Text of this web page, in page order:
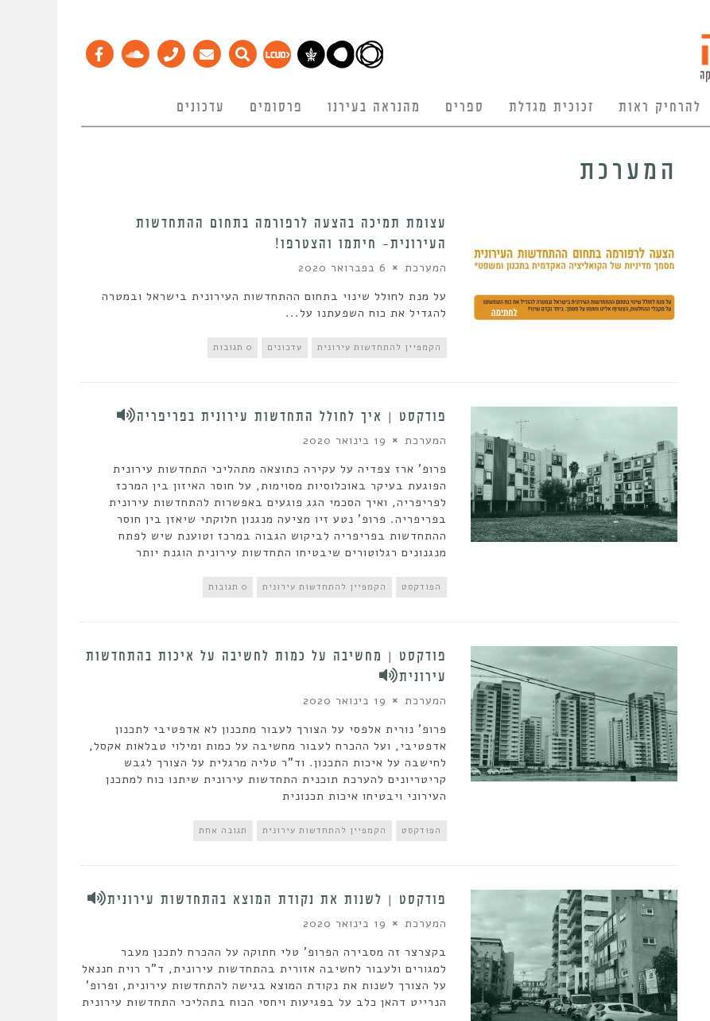
להרחיק ראות זכוכית מגדלת ספרים מהנראה בעירנו פרסומים עדכונים
המערכת
עצומת תמיכה בהצעה לרפורמה בתחום ההתחדשות
העירונית- חיתמו והצטרפו!
המערכת 6 בפברואר 2020
על מנת לחולל שינוי בתחום ההתחדשות העירונית בישראל ובמטרה
להגדיל את כוח השפעתנו על...
הקמפיין להתחדשות עירונית עדכונים 0 תגובות
פודקסט | איך לחולל התחדשות עירונית בפריפריה
המערכת 19 בינואר 2020
פרופ' ארז צפדיה על עקירה כתוצאה מתהליכי התחדשות עירונית
הפוגעת בעיקר באוכלוסיות מסוימות, על חוסר האיזון בין המרכז
לפריפריה, ואיך הסכמי הגג פוגעים באפשרות להתחדשות עירונית
בפריפריה. פרופ' נטע זיו מציעה מנגנון חלוקתי שיאזן בין חוסר
ההתחדשות בפריפריה לביקוש הגבוה במרכז וטוענת שיש לפתח
מנגנונים רגלוטורים שיבטיחו התחדשות עירונית הוגנת יותר
הפודקסט הקמפיין להתחדשות עירונית 0 תגובות
פודקסט | מחשיבה על כמות לחשיבה על איכות בהתחדשות
עירונית
המערכת 19 בינואר 2020
פרופ' נורית אלפסי על הצורך לעבור מתכנון לא אדפטיבי לתכנון
אדפטיבי, ועל ההכרח לעבור מחשיבה על כמות ומילוי טבלאות אקסל,
לחישבה על איכות התכנון. וד"ר טליה מרגלית על הצורך לגבש
קריטריונים להערכת תוכנית התחדשות עירונית שיתנו כוח למתכנן
העירוני ויבטיחו איכות תכנונית
הפודקסט הקמפיין להתחדשות עירונית תגובה אחת
פודקסט | לשנות את נקודת המוצא בהתחדשות עירונית
המערכת 19 בינואר 2020
בקצרצר זה מסבירה הפרופ' טלי חתוקה על ההכרח לתכנן מעבר
למגורים ולעבור לחשיבה אזורית בהתחדשות עירונית, ד"ר רוית חננאל
על הצורך לשנות את נקודת המוצא בגישה להתחדשות עירונית, ופרופ'
הנרייט דהאן כלב על בפגיעות ויחסי הכוח בתהליכי התחדשות עירונית